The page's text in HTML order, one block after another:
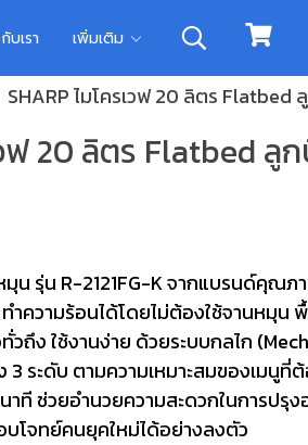
บเรา เพิ่มเติม
SHARP ไมโครเวฟ 20 ลิตร Flatbed
ฟ 20 ลิตร Flatbed ลู
มุน รุ่น R-2121FG-K จากแบรนด์คุณภ
ความร้อนได้โดยไม่ต้องใช้จานหมุน
วถึง ใช้งานง่าย ด้วยระบบกลไก
ระดับ ตามความเหมาะสมของเมนูที่
าที ช่วยอำนวยความสะดวกในการปรุง
โจทย์คนยุคใหม่ได้อย่างลงตัว